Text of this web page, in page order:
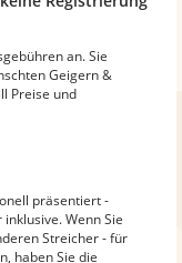
an. Sie
Geigern &
Preise und
präsentiert -
Wenn Sie
Streicher - für
haben Sie die